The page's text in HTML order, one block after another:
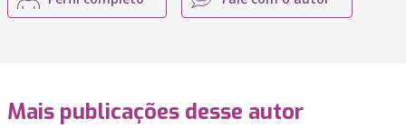
Mais publicações desse autor